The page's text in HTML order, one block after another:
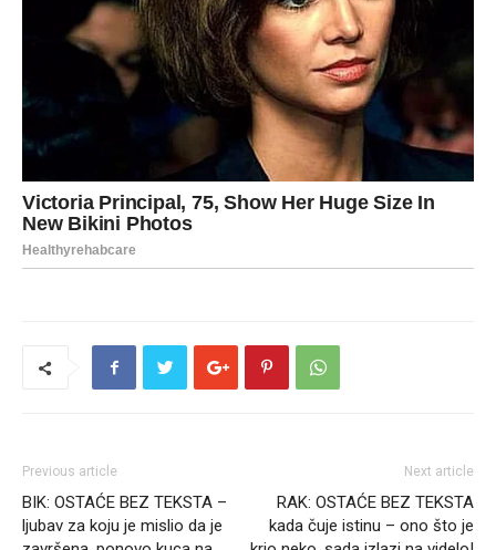
Previous article
BIK: OSTAĆE BEZ TEKSTA –
ljubav za koju je mislio da je
Next article
RAK: OSTAĆE BEZ TEKSTA
kada čuje istinu – ono što je